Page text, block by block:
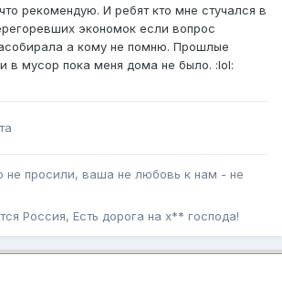
рекомендую. И ребят кто мне стучался в
экономок если вопрос
а кому не помню. Прошлые
в мусор пока меня дома не было. :lol:
просили, ваша не любовь к нам - не
Россия, Есть дорога на х** господа!